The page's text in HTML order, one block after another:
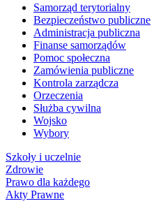
Samorząd terytorialny
Bezpieczeństwo publiczne
Administracja publiczna
Finanse samorządów
Pomoc społeczna
Zamówienia publiczne
Kontrola zarządcza
Orzeczenia
Służba cywilna
Wojsko
Wybory
Szkoły i uczelnie
Zdrowie
Prawo dla każdego
Akty Prawne